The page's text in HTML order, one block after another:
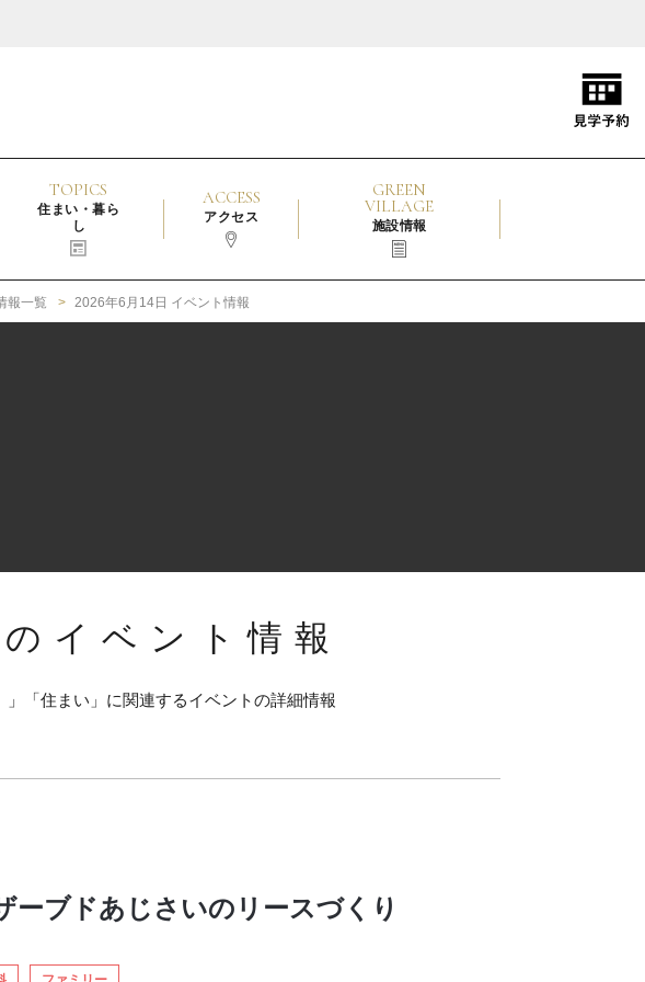
TOPICS
住まい・暮ら
し
ACCESS
アクセス
GREEN
VILLAGE
施設情報
報一覧 2026年6月14日 イベント情報
イベント情報
「住まい」に関連するイベントの詳細情報
ブドあじさいのリースづくり